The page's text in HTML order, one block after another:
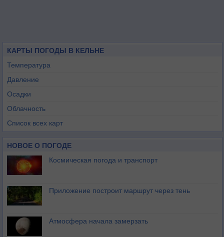
КАРТЫ ПОГОДЫ В КЕЛЬНЕ
Температура
Давление
Осадки
Облачность
Список всех карт
НОВОЕ О ПОГОДЕ
Космическая погода и транспорт
Приложение построит маршрут через тень
Атмосфера начала замерзать